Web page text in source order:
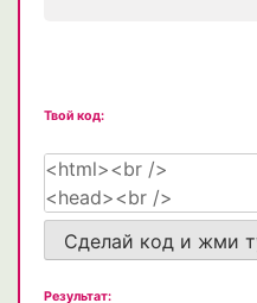
Твой код:
Сделай код и жми
Результат: